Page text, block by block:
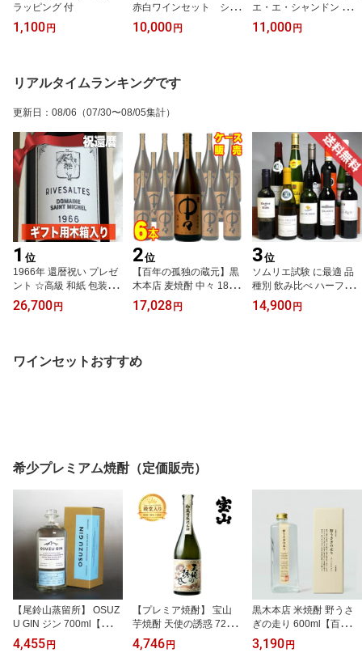
ラッピング 付
1,100円
赤白ワインセット シャ
ブリ & オート・コート・
ド・ニュイ 2本組飲み
グ のし メッセージカー
ド OK！]結婚祝い/誕生
プレゼン
10,000円
エ・エ・シャンドン ブリ
ュット & ロゼ ハーフボ
トル 2本組 シャンパン セ
ト】【 375ml 】
11,000円
リアルタイムランキングです
更新日 ： 08/06 （07/30〜08/05集計）
1 位
1966年 還暦祝い プレゼ
ント ☆高級 和紙 包装☆
リヴザルト 750ml ギフト
用 木箱 入り サン・ミッ
暦 ワイン 赤ワイン 甘口
生まれ年 お誕生日 男性
26,700円
2位
【百年の孤独の蔵元】黒
木本店 麦焼酎 中々 1800
ml 6本セット ケース販売
17,028円
3位
ソムリエ試験 に最適 品
種別 飲み比べ ハーフボ
トル ワイン 10本セッ
ト 飲みきりサイズ 【3
14,900円
ワインセットおすすめ
希少プレミアム焼酎（定価販売）
【尾鈴山蒸留所】 OSUZ
U GIN ジン 700ml【百年
の孤独の蔵元黒木本店の
別蔵】 尾鈴山 [ メッセ
4,455円
【プレミア焼酎】 宝山
芋焼酎 天使の誘惑 720ml
芋焼酎 鹿児島 西酒造
（株） メッセージカード
4,746円
黒木本店 米焼酎 野うさ
ぎの走り 600ml【百年の
孤独の蔵元】 [ メッセー
ジカード OK！]お祝い/
3,190円